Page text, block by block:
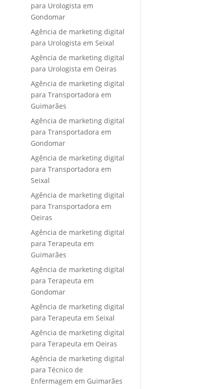
para Urologista em
Gondomar
Agência de marketing digital
para Urologista em Seixal
Agência de marketing digital
para Urologista em Oeiras
Agência de marketing digital
para Transportadora em
Guimarães
Agência de marketing digital
para Transportadora em
Gondomar
Agência de marketing digital
para Transportadora em
Seixal
Agência de marketing digital
para Transportadora em
Oeiras
Agência de marketing digital
para Terapeuta em
Guimarães
Agência de marketing digital
para Terapeuta em
Gondomar
Agência de marketing digital
para Terapeuta em Seixal
Agência de marketing digital
para Terapeuta em Oeiras
Agência de marketing digital
para Técnico de
Enfermagem em Guimarães